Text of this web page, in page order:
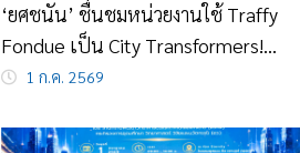
‘ยศชนัน’ ชื่นชมหน่วยงานใช้ Traffy
Fondue เป็น City Transformers!
พิสูจน์พลังเทคโนโลยี พลิกโฉมบริการ-
กว่าล้านเรื่อง
1 ก.ค. 2569